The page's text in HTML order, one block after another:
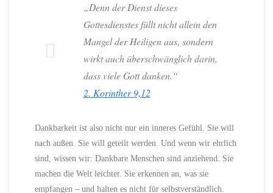
„Denn der Dienst dieses
Gottesdienstes füllt nicht allein den
Mangel der Heiligen aus, sondern
wirkt auch überschwänglich darin,
dass viele Gott danken.“
2. Korinther 9,12
Dankbarkeit ist also nicht nur ein inneres Gefühl. Sie will
nach außen. Sie will geteilt werden. Und wenn wir ehrlich
sind, wissen wir: Dankbare Menschen sind anziehend. Sie
machen die Welt leichter. Sie erkennen an, was sie
empfangen – und halten es nicht für selbstverständlich.